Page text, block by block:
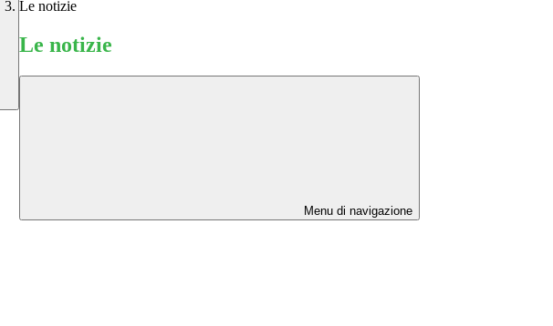
Le notizie
Le notizie
Menu di navigazione